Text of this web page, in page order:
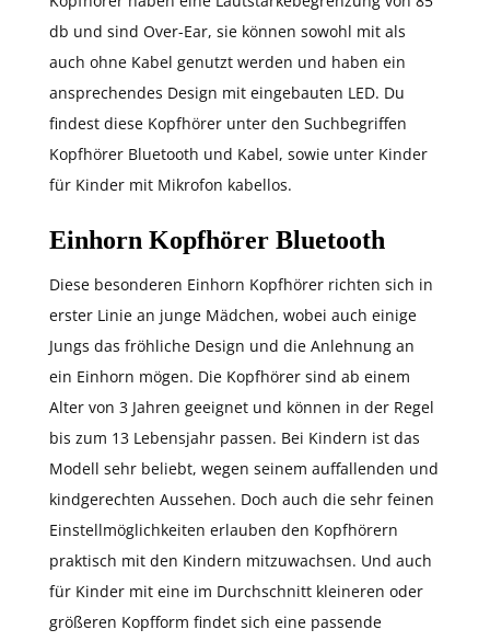
db und sind Over-Ear, sie können sowohl mit als
auch ohne Kabel genutzt werden und haben ein
ansprechendes Design mit eingebauten LED. Du
findest diese Kopfhörer unter den Suchbegriffen
Kopfhörer Bluetooth und Kabel, sowie unter Kinder
für Kinder mit Mikrofon kabellos.
Einhorn Kopfhörer Bluetooth
Diese besonderen Einhorn Kopfhörer richten sich in
erster Linie an junge Mädchen, wobei auch einige
Jungs das fröhliche Design und die Anlehnung an
ein Einhorn mögen. Die Kopfhörer sind ab einem
Alter von 3 Jahren geeignet und können in der Regel
bis zum 13 Lebensjahr passen. Bei Kindern ist das
Modell sehr beliebt, wegen seinem auffallenden und
kindgerechten Aussehen. Doch auch die sehr feinen
Einstellmöglichkeiten erlauben den Kopfhörern
praktisch mit den Kindern mitzuwachsen. Und auch
für Kinder mit eine im Durchschnitt kleineren oder
größeren Kopfform findet sich eine passende